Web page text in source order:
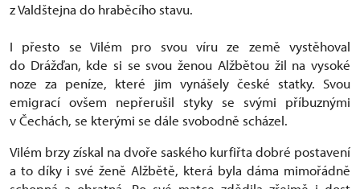
z Valdštejna do hraběcího stavu.
I přesto se Vilém pro svou víru ze země vystěhoval
do Drážďan, kde si se svou ženou Alžbětou žil na vysoké
noze za peníze, které jim vynášely české statky. Svou
emigrací ovšem nepřerušil styky se svými příbuznými
v Čechách, se kterými se dále svobodně scházel.
Vilém brzy získal na dvoře saského kurfiřta dobré postavení
a to díky i své ženě Alžbětě, která byla dáma mimořádně